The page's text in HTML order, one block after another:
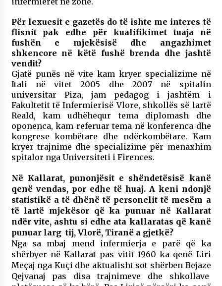
Për lexuesit e gazetës do të ishte me interes të
flisnit pak edhe për kualifikimet tuaja në
fushën e mjekësisë dhe angazhimet
shkencore në këtë fushë brenda dhe jashtë
vendit?
Gjatë punës në vite kam kryer specializime në
Itali në vitet 2005 dhe 2007 në spitalin
universitar Piza, jam pedagog i jashtëm i
Fakultetit të Infermierisë Vlore, shkollës së lartë
Reald, kam udhëhequr tema diplomash dhe
oponenca, kam referuar tema në konferenca dhe
kongrese kombëtare dhe ndërkombëtare. Kam
kryer trajnime dhe specializime për menaxhim
spitalor nga Universiteti i Firences.
Në Kallarat, punonjësit e shëndetësisë kanë
qenë vendas, por edhe të huaj. A keni ndonjë
statistikë a të dhënë të personelit të mesëm a
të lartë mjekësor që ka punuar në Kallarat
ndër vite, ashtu si edhe ata kallaratas që kanë
punuar larg tij, Vlorë, Tiranë a gjetkë?
Nga sa mbaj mend infermierja e parë që ka
shërbyer në Kallarat pas vitit 1960 ka qenë Liri
Meçaj nga Kuçi dhe aktualisht sot shërben Bejaze
Qejvanaj pas disa trajnimeve dhe shkollave